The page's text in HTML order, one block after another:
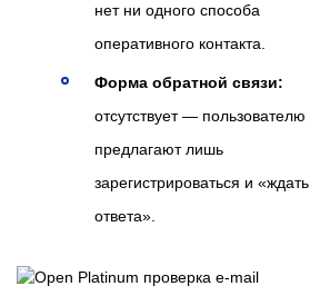
нет ни одного способа
оперативного контакта.
Форма обратной связи:
отсутствует — пользователю
предлагают лишь
зарегистрироваться и «ждать
ответа».